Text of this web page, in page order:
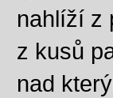
nahlíží z
z kusů
nad